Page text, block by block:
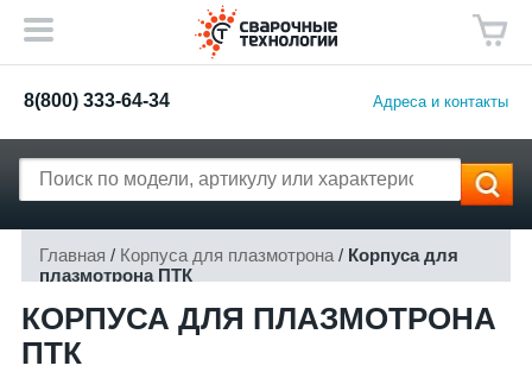
8(800) 333-64-34 Адреса и контакты
Главная / Корпуса для плазмотрона / Корпуса для
плазмотрона ПТК
КОРПУСА ДЛЯ ПЛАЗМОТРОНА
ПТК